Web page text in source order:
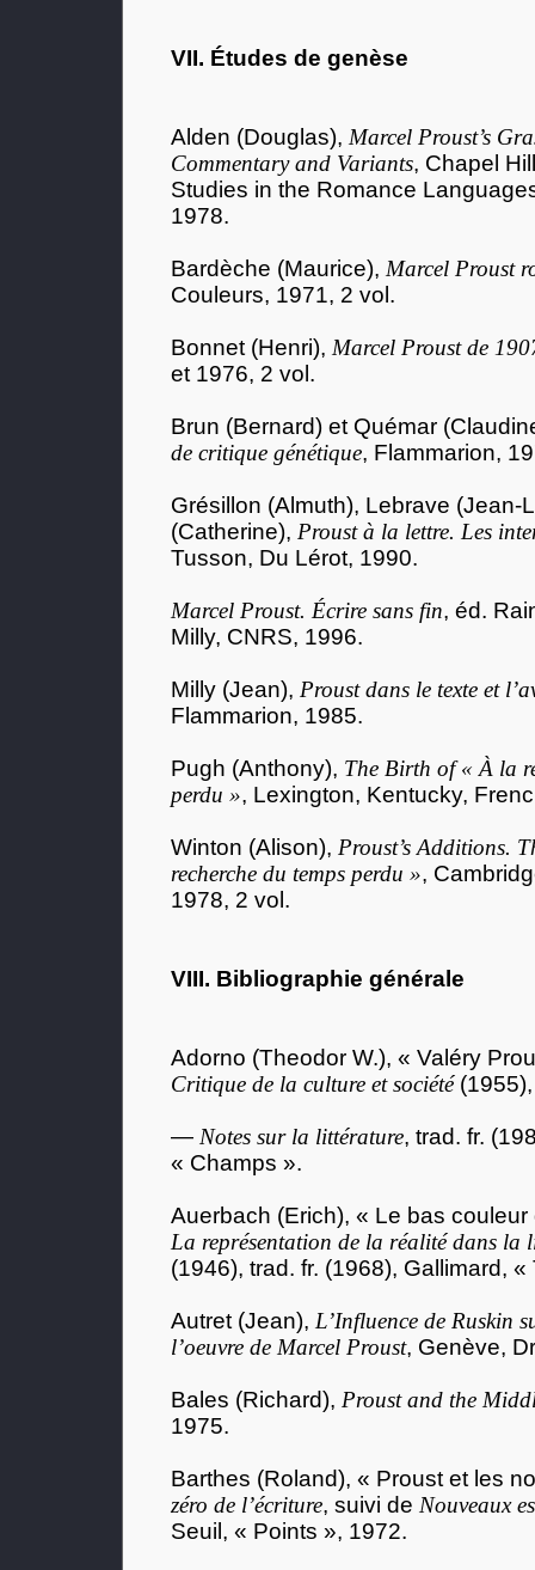
VII. Études de genèse
Alden (Douglas), Marcel Proust’s
Commentary and Variants, Chapel
Studies in the Romance
1978.
Bardèche (Maurice), Marcel Proust
Couleurs, 1971, 2 vol.
Bonnet (Henri), Marcel Proust de
et 1976, 2 vol.
Brun (Bernard) et Quémar
de critique génétique, Flammarion,
Grésillon (Almuth), Lebrave (Jean-
(Catherine), Proust à la lettre. Les
Tusson, Du Lérot, 1990.
Marcel Proust. Écrire sans fin, éd.
Milly, CNRS, 1996.
Milly (Jean), Proust dans le texte et
Flammarion, 1985.
Pugh (Anthony), The Birth of « À la
perdu », Lexington, Kentucky,
Winton (Alison), Proust’s Additions.
recherche du temps perdu »,
1978, 2 vol.
VIII. Bibliographie générale
Adorno (Theodor W.), « Valéry
Critique de la culture et société(1955),
— Notes sur la littérature, trad. fr.
« Champs ».
Auerbach (Erich), « Le bas
La représentation de la réalité dans la
(1946), trad. fr. (1968), Gallimard, «
Autret (Jean), L’Influence de Ruskin
l’oeuvre de Marcel Proust, Genève,
Bales (Richard), Proust and the
1975.
Barthes (Roland), « Proust et les
zéro de l’écriture, suivi de Nouveaux
Seuil, « Points », 1972.